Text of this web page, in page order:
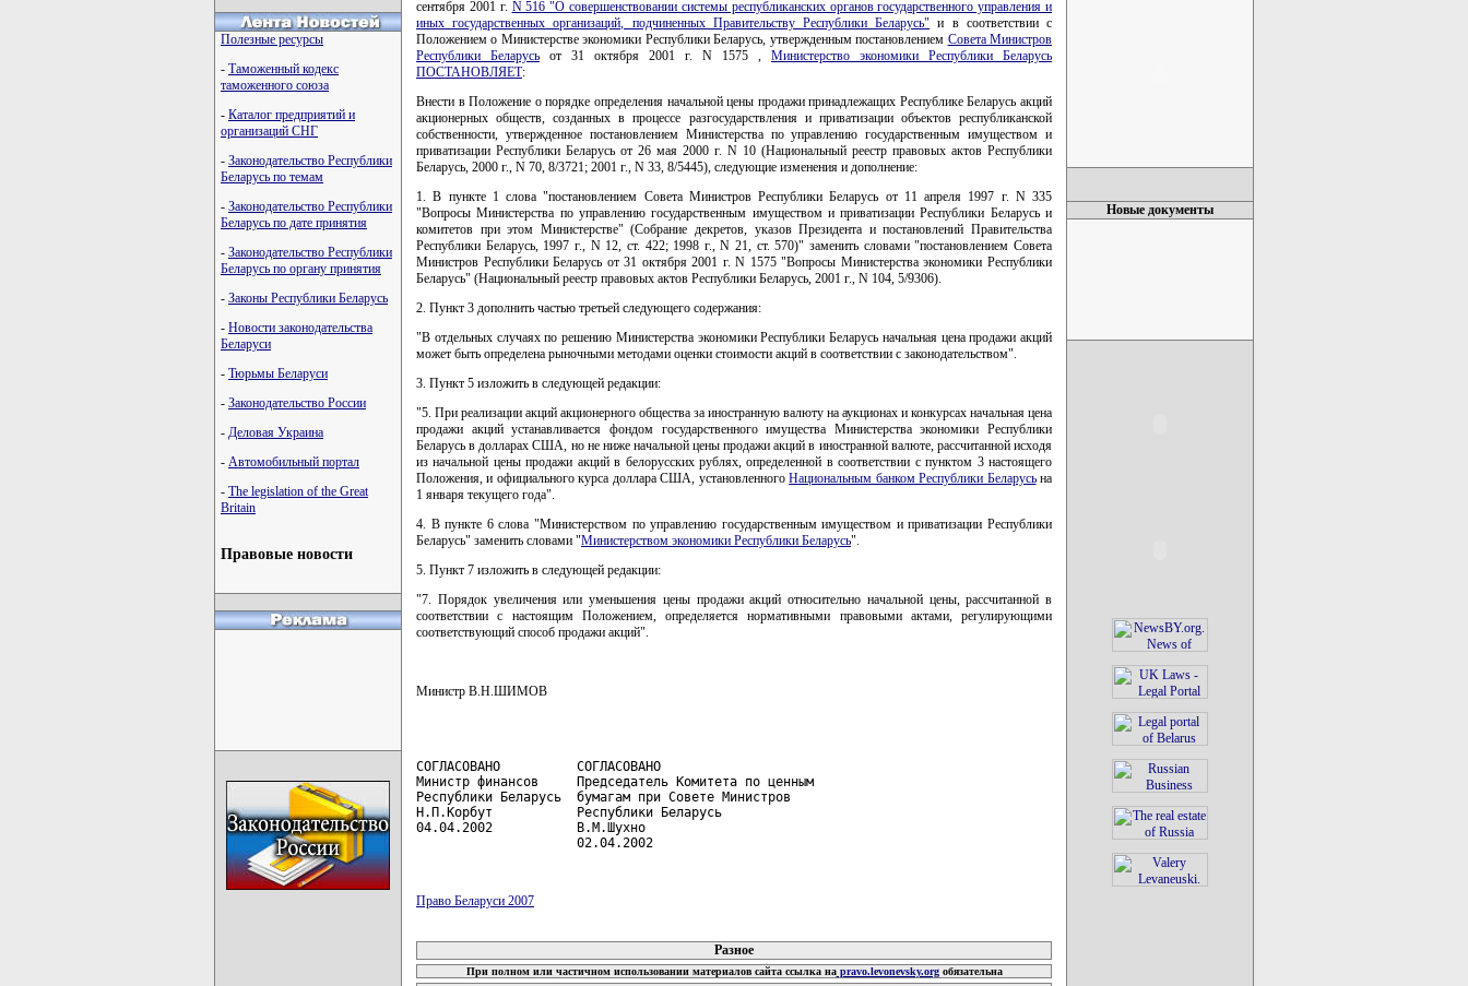
Полезные ресурсы
- Таможенный кодекс
таможенного союза
- Каталог предприятий и
организаций СНГ
- Законодательство Республики
Беларусь по темам
- Законодательство Республики
Беларусь по дате принятия
- Законодательство Республики
Беларусь по органу принятия
- Законы Республики Беларусь
- Новости законодательства
Беларуси
- Тюрьмы Беларуси
- Законодательство России
- Деловая Украина
- Автомобильный портал
- The legislation of the Great
Britain
Правовые новости
сентября 2001 г. N 516 "О совершенствовании системы республиканских органов государственного управления и
иных государственных организаций, подчиненных Правительству Республики Беларусь" и в соответствии с
Положением о Министерстве экономики Республики Беларусь, утвержденным постановлением Совета Министров
Республики Беларусь от 31 октября 2001 г. N 1575 , Министерство экономики Республики Беларусь
ПОСТАНОВЛЯЕТ:
Внести в Положение о порядке определения начальной цены продажи принадлежащих Республике Беларусь акций
акционерных обществ, созданных в процессе разгосударствления и приватизации объектов республиканской
собственности, утвержденное постановлением Министерства по управлению государственным имуществом и
приватизации Республики Беларусь от 26 мая 2000 г. N 10 (Национальный реестр правовых актов Республики
Беларусь, 2000 г., N 70, 8/3721; 2001 г., N 33, 8/5445), следующие изменения и дополнение:
1. В пункте 1 слова "постановлением Совета Министров Республики Беларусь от 11 апреля 1997 г. N 335
"Вопросы Министерства по управлению государственным имуществом и приватизации Республики Беларусь и
комитетов при этом Министерстве" (Собрание декретов, указов Президента и постановлений Правительства
Республики Беларусь, 1997 г., N 12, ст. 422; 1998 г., N 21, ст. 570)" заменить словами "постановлением Совета
Министров Республики Беларусь от 31 октября 2001 г. N 1575 "Вопросы Министерства экономики Республики
Беларусь" (Национальный реестр правовых актов Республики Беларусь, 2001 г., N 104, 5/9306).
2. Пункт 3 дополнить частью третьей следующего содержания:
"В отдельных случаях по решению Министерства экономики Республики Беларусь начальная цена продажи акций
может быть определена рыночными методами оценки стоимости акций в соответствии с законодательством".
3. Пункт 5 изложить в следующей редакции:
"5. При реализации акций акционерного общества за иностранную валюту на аукционах и конкурсах начальная цена
продажи акций устанавливается фондом государственного имущества Министерства экономики Республики
Беларусь в долларах США, но не ниже начальной цены продажи акций в иностранной валюте, рассчитанной исходя
из начальной цены продажи акций в белорусских рублях, определенной в соответствии с пунктом 3 настоящего
Положения, и официального курса доллара США, установленногоНациональным банком Республики Беларусьна
1 января текущего года".
4. В пункте 6 слова "Министерством по управлению государственным имуществом и приватизации Республики
Беларусь" заменить словами "Министерством экономики Республики Беларусь".
5. Пункт 7 изложить в следующей редакции:
"7. Порядок увеличения или уменьшения цены продажи акций относительно начальной цены, рассчитанной в
соответствии с настоящим Положением, определяется нормативными правовыми актами, регулирующими
соответствующий способ продажи акций".
Министр В.Н.ШИМОВ
СОГЛАСОВАНО          СОГЛАСОВАНО
Министр финансов     Председатель Комитета по ценным
Республики Беларусь  бумагам при Совете Министров
Н.П.Корбут           Республики Беларусь
04.04.2002           В.М.Шухно
                     02.04.2002
Право Беларуси 2007
Разное
При полном или частичном использовании материалов сайта ссылка наpravo.levonevsky.orgобязательна
Новые документы